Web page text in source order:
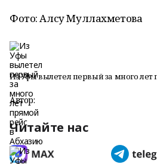
Фото: Алсу Муллахметова
Из Уфы вылетел первый за много
Автор:
Читайте нас